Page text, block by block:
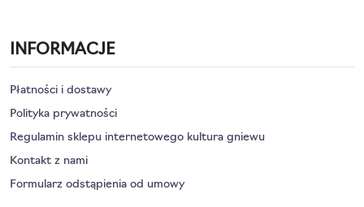
INFORMACJE
Płatności i dostawy
Polityka prywatności
Regulamin sklepu internetowego kultura gniewu
Kontakt z nami
Formularz odstąpienia od umowy